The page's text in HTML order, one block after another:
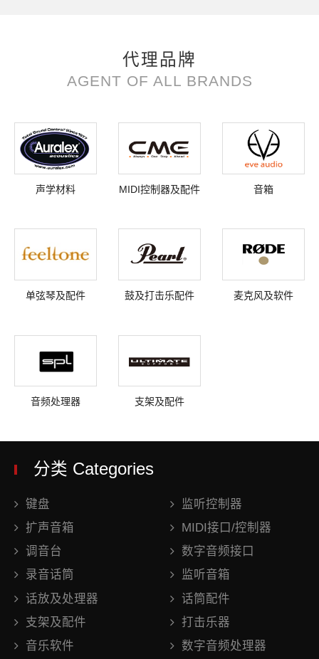
代理品牌
AGENT OF ALL BRANDS
声学材料 MIDI控制器及配件 音箱
单弦琴及配件 鼓及打击乐配件 麦克风及软件
音频处理器 支架及配件
分类 Categories
键盘
监听控制器
扩声音箱
MIDI接口/控制器
调音台
数字音频接口
录音话筒
监听音箱
话放及处理器
话筒配件
支架及配件
打击乐器
音乐软件
数字音频处理器